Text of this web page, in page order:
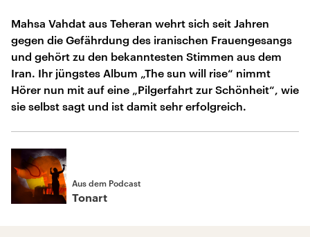
Mahsa Vahdat aus Teheran wehrt sich seit Jahren
gegen die Gefährdung des iranischen Frauengesangs
und gehört zu den bekanntesten Stimmen aus dem
Iran. Ihr jüngstes Album „The sun will rise“ nimmt
Hörer nun mit auf eine „Pilgerfahrt zur Schönheit“, wie
sie selbst sagt und ist damit sehr erfolgreich.
Aus dem Podcast
Tonart